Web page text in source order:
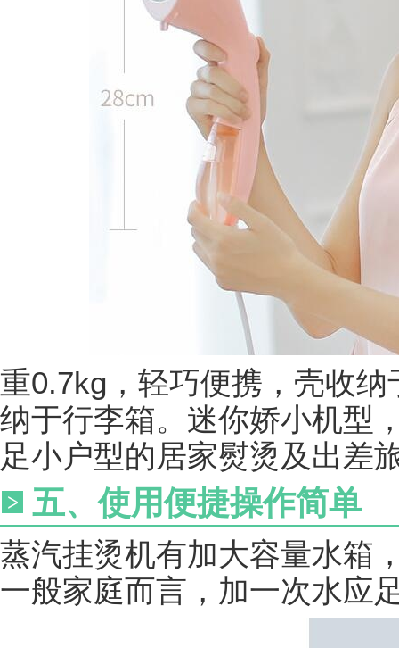
重0.7kg，轻巧便携，壳收
纳于行李箱。迷你娇小机型
足小户型的居家熨烫及出差
五、使用便捷操作简单
蒸汽挂烫机有加大容量水箱
一般家庭而言，加一次水应